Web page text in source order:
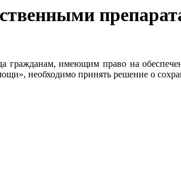
гражданам, имеющим право на
необходимо принять решение о